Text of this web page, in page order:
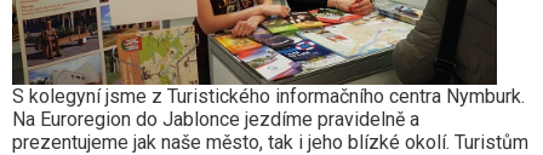
S kolegyní jsme z Turistického informačního centra Nymburk.
Na Euroregion do Jablonce jezdíme pravidelně a
prezentujeme jak naše město, tak i jeho blízké okolí. Turistům